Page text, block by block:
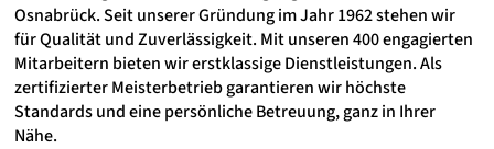
Osnabrück. Seit unserer Gründung im Jahr 1962 stehen wir
für Qualität und Zuverlässigkeit. Mit unseren 400 engagierten
Mitarbeitern bieten wir erstklassige Dienstleistungen. Als
zertifizierter Meisterbetrieb garantieren wir höchste
Standards und eine persönliche Betreuung, ganz in Ihrer
Nähe.